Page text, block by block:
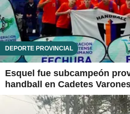
DEPORTE PROVINCIAL
Esquel fue subcampeón
handball en Cadetes